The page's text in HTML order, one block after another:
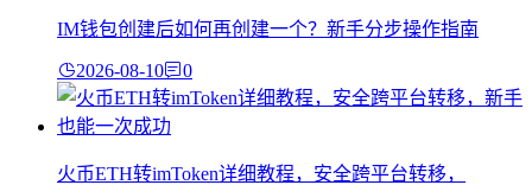
IM钱包创建后如何再创建一个？新手分步操作指南
2026-08-10 0
火币ETH转imToken详细教程，安全跨平台转移，